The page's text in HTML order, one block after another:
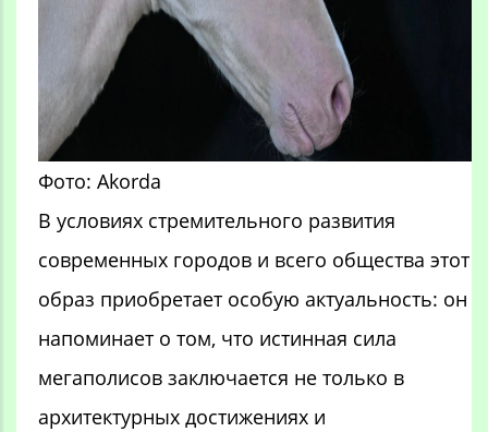
Фото: Akorda
В условиях стремительного развития
современных городов и всего общества этот
образ приобретает особую актуальность: он
напоминает о том, что истинная сила
мегаполисов заключается не только в
архитектурных достижениях и